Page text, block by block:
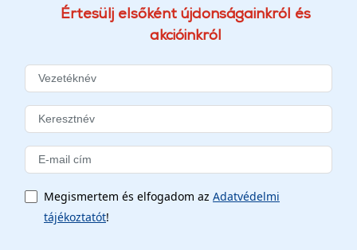
Értesülj elsőként újdonságainkról és
akcióinkról
Megismertem és elfogadom az Adatvédelmi
tájékoztatót!